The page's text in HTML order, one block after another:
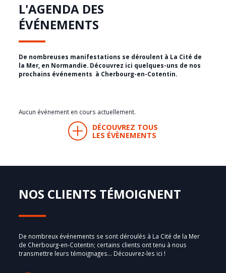
L'AGENDA DES
ÉVÉNEMENTS
De nombreuses manifestations se déroulent à La Cité de
la Mer, en Normandie. Découvrez ici quelques-uns de nos
prochains événements à Cherbourg-en-Cotentin.
Aucun événement en cours actuellement.
DÉCOUVREZ TOUS
LES ÉVÈNEMENTS
NOS CLIENTS TÉMOIGNENT
De nombreux événements se sont déroulés à La Cité de la Mer
de Cherbourg-en-Cotentin; certains clients ont tenu à nous
transmettre leurs témoignages… Découvrez-les ici !